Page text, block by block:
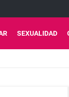
SEXUALIDAD